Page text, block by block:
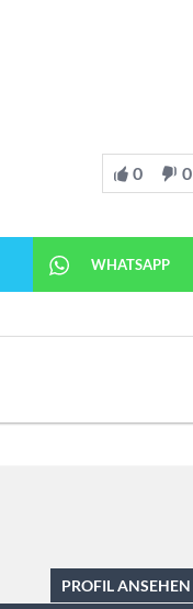
0 0
WHATSAPP
PROFIL ANSEHEN